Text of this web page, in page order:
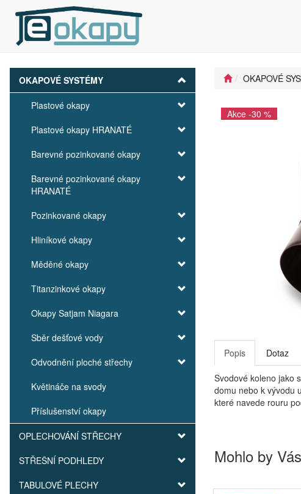
OKAPOVÉ SYSTÉMY
Plastové okapy
Plastové okapy HRANATÉ
Barevné pozinkované okapy
Barevné pozinkované okapy
HRANATÉ
Pozinkované okapy
Hliníkové okapy
Měděné okapy
Titanzinkové okapy
Okapy Satjam Niagara
Sběr dešťové vody
Odvodnění ploché střechy
Květináče na svody
Příslušenství okapy
OPLECHOVÁNÍ STŘECHY
STŘEŠNÍ PODHLEDY
TABULOVÉ PLECHY
OKAPOVÉ
Akce -30 %
Popis Dotaz
Svodové koleno jako
domu nebo k vývodu
které navede rouru
Mohlo by